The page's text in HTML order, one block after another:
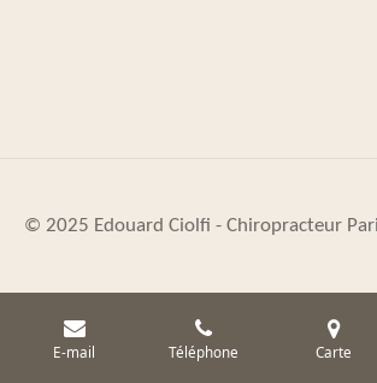
© 2025 Edouard Ciolfi - Chiropracteur
E-mail Téléphone Carte